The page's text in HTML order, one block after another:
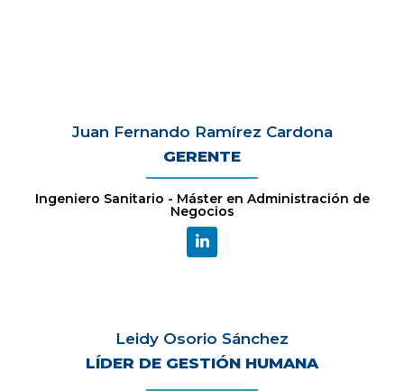
Juan Fernando Ramírez Cardona
GERENTE
Ingeniero Sanitario - Máster en Administración de
Negocios
Leidy Osorio Sánchez
LÍDER DE GESTIÓN HUMANA